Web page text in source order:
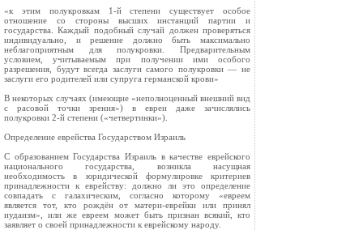
«к этим полукровкам 1-й степени существует особое
отношение со стороны высших инстанций партии и
государства. Каждый подобный случай должен проверяться
индивидуально, и решение должно быть максимально
неблагоприятным для полукровки. Предварительным
условием, учитываемым при получении ими особого
разрешения, будут всегда заслуги самого полукровки — не
заслуги его родителей или супруга германской крови»
В некоторых случаях (имеющие «неполноценный внешний вид
с расовой точки зрения») в евреи даже зачислялись
полукровки 2-й степени («четвертинки»).
Определение еврейства Государством Израиль
С образованием Государства Израиль в качестве еврейского
национального государства, возникла насущная
необходимость в юридической формулировке критериев
принадлежности к еврейству: должно ли это определение
совпадать с галахическим, согласно которому «евреем
является тот, кто рождён от матери-еврейки или принял
иудаизм», или же евреем может быть признан всякий, кто
заявляет о своей принадлежности к еврейскому народу.